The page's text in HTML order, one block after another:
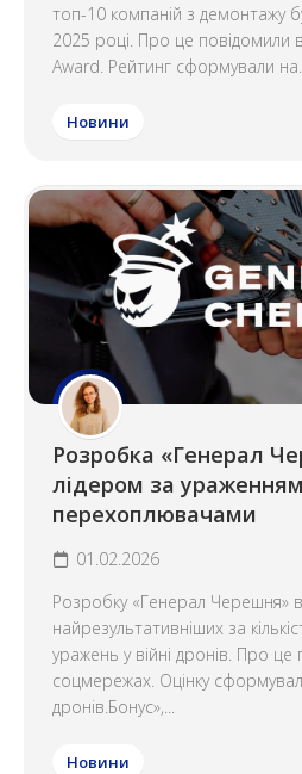
топ-10 компаній з демонтажу
2025 році. Про це повідомили
Award. Рейтинг сформували
Новини
Розробка «Генерал
лідером за
перехоплювачами
01.02.2026
Розробку «Генерал Черешня»
найрезультативніших за
уражень у війні дронів. Про це
соцмережах. Оцінку
дронів.Бонус»,...
Новини